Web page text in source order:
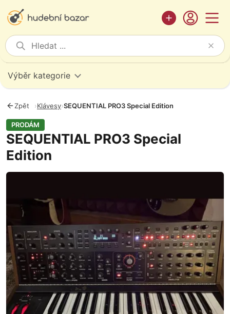
Výběr kategorie
Zpět ›Klávesy›SEQUENTIAL PRO3 Special Edition
PRODÁM
SEQUENTIAL PRO3 Special
Edition
Fotografie